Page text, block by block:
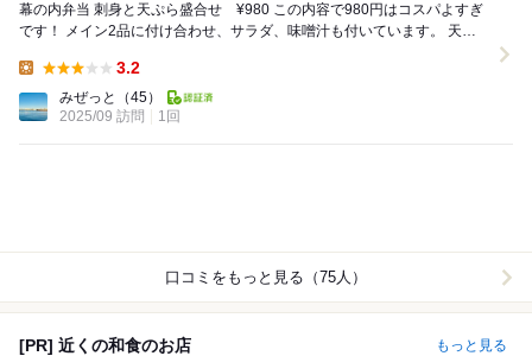
幕の内弁当 刺身と天ぷら盛合せ ¥980 この内容で980円はコスパよすぎ
です！ メイン2品に付け合わせ、サラダ、味噌汁も付いています。 天ぷ
3.2
みぜっと
（45）
2025/09 訪問
1回
口コミをもっと見る（75人）
[PR] 近くの和食のお店 もっと見る